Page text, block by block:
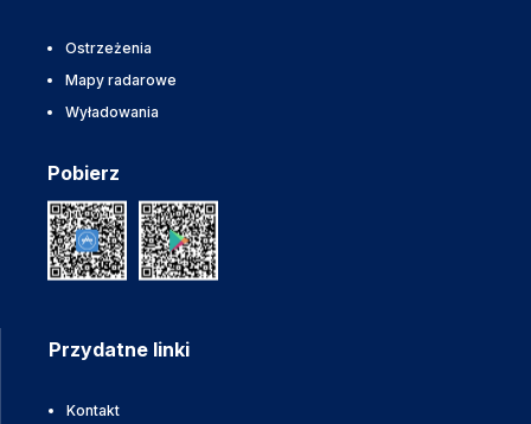
Ostrzeżenia
Mapy radarowe
Wyładowania
Pobierz
Przydatne linki
Kontakt